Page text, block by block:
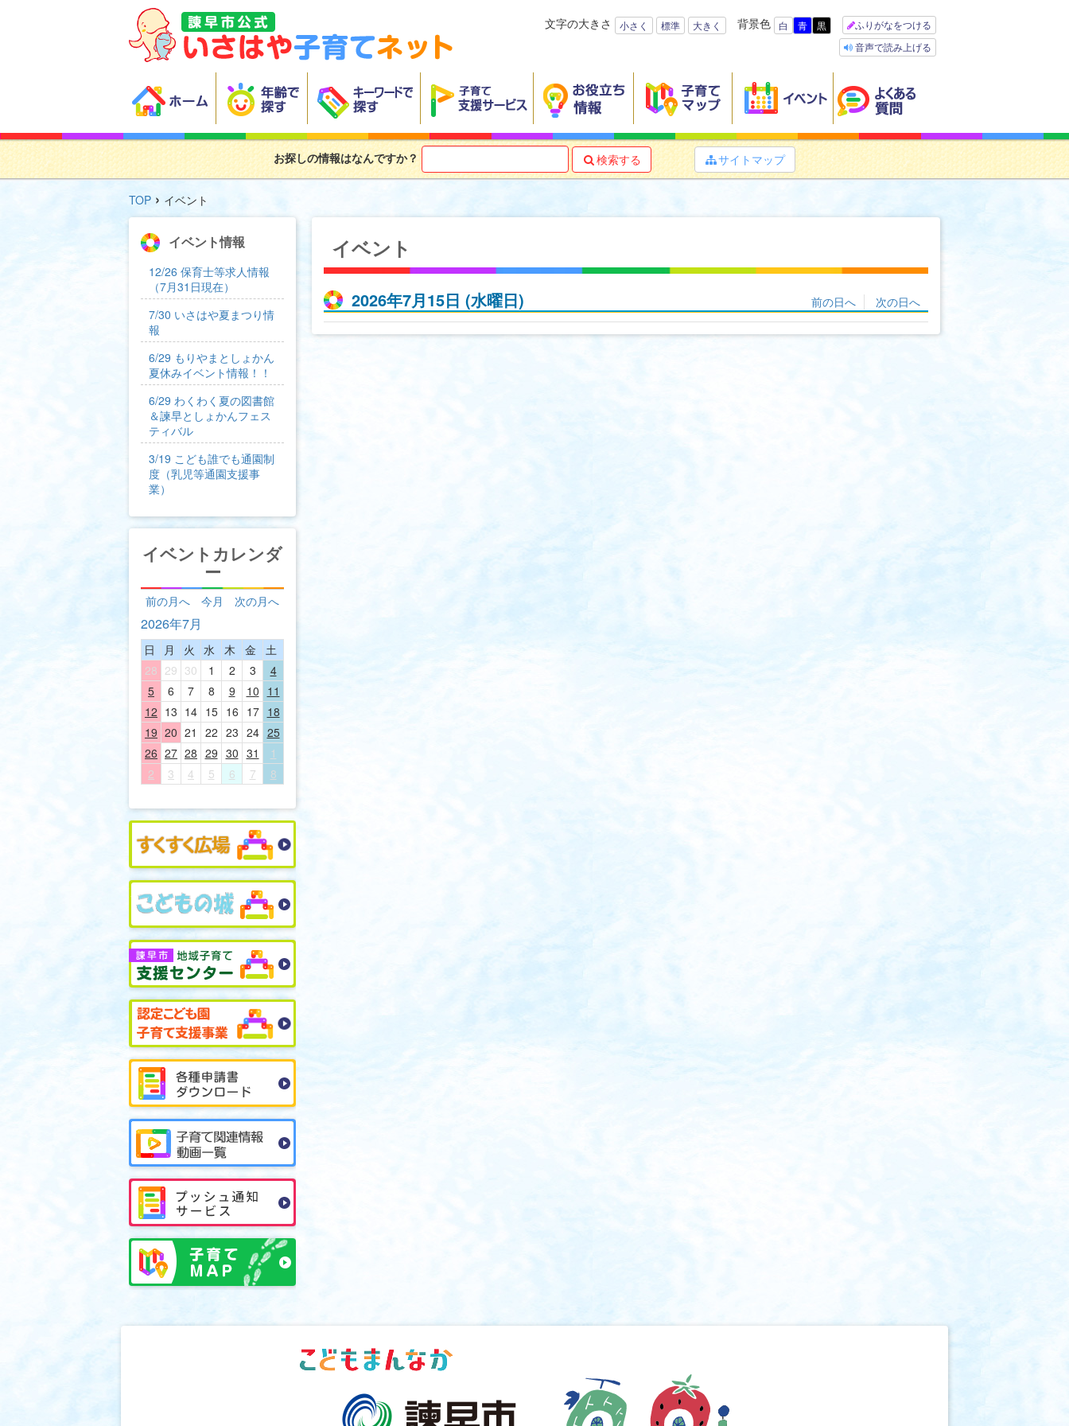
文字の大きさ 小さく 標準 大きく 背景色 白 青 黒
ふりがなをつける
音声で読み上げる
お探しの情報はなんですか？  検索する サイトマップ
TOP › イベント
イベント
2026年7月15日 (水曜日) 前の日へ 次の日へ
イベント情報
12/26 保育士等求人情報
（7月31日現在）
7/30 いさはや夏まつり情
報
6/29 もりやまとしょかん
夏休みイベント情報！！
6/29 わくわく夏の図書館
＆諫早としょかんフェス
ティバル
3/19 こども誰でも通園制
度（乳児等通園支援事
業）
イベントカレンダ
ー
前の月へ 今月 次の月へ
2026年7月
日 月 火 水 木 金
土
28 29 30 1 2 3
4
5
6 7 8 9 10 11
12 13 14 15 16 17 18
19 20 21 22 23 24 25
26 27 28 29 30 31
1
2
3 4 5 6 7 8